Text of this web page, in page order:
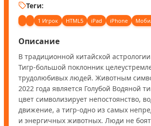
Теги:
1 Игрок HTML5 iPad iPhone
Описание
В традиционной китайской
Тигр-большой поклонник
трудолюбивых людей. Животным
2022 года является Голубой Водяной
цвет символизирует непостоянство,
движение, а тигр-одно из самых
и энергичных животных. Люди не